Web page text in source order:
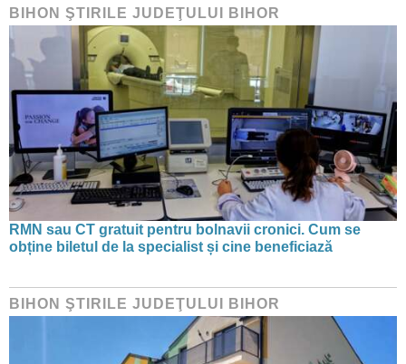
BIHON ŞTIRILE JUDEŢULUI BIHOR
RMN sau CT gratuit pentru bolnavii cronici. Cum se
obține biletul de la specialist și cine beneficiază
BIHON ŞTIRILE JUDEŢULUI BIHOR